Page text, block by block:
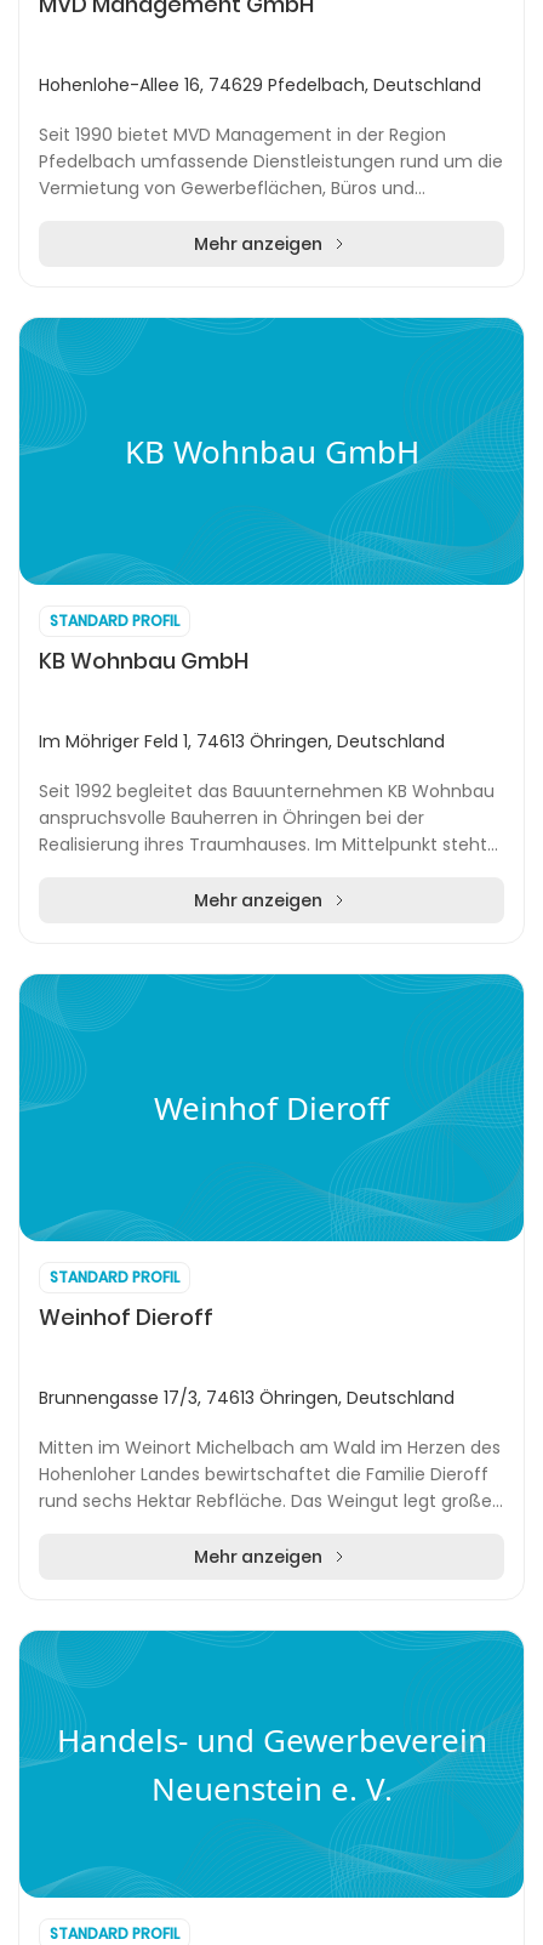
Hohenlohe-Allee 16, 74629 Pfedelbach, Deutschland
Seit 1990 bietet MVD Management in der Region
Pfedelbach umfassende Dienstleistungen rund um die
Vermietung von Gewerbeflächen, Büros und
eigene Immobilie...Mehr anzeigen
KB Wohnbau GmbH
STANDARD PROFIL
KB Wohnbau GmbH
Im Möhriger Feld 1, 74613 Öhringen, Deutschland
Seit 1992 begleitet das Bauunternehmen KB Wohnbau
anspruchsvolle Bauherren in Öhringen bei der
Realisierung ihres Traumhauses. Im Mittelpunkt steht
Mehr anzeigen
Weinhof Dieroff
STANDARD PROFIL
Weinhof Dieroff
Brunnengasse 17/3, 74613 Öhringen, Deutschland
Mitten im Weinort Michelbach am Wald im Herzen des
Hohenloher Landes bewirtschaftet die Familie Dieroff
rund sechs Hektar Rebfläche. Das Weingut legt großen
Mehr anzeigen
Handels- und Gewerbeverein
Neuenstein e. V.
STANDARD PROFIL